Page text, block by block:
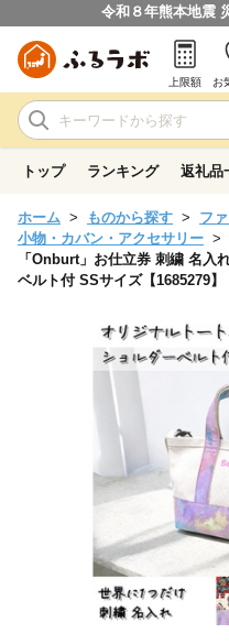
令和８年熊本地震
上限額 お
トップ ランキング 返礼品
ホーム ものから探す
フ
小物・カバン・アクセサリー
「Onburt」お仕立券 刺繍 名入
ベルト付 SSサイズ【1685279】